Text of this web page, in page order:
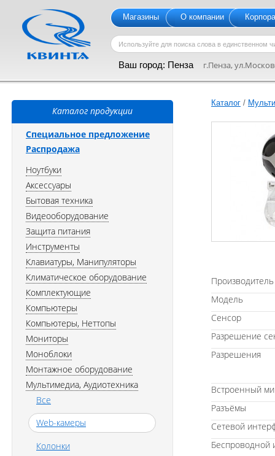
Магазины О компании
Ваш город: Пенза г.Пенза,
Каталог /
Производитель
Модель
Сенсор
Разрешение
Разрешения
Встроенный
Разъёмы
Сетевой
Беспроводной
Каталог продукции
Специальное предложение
Распродажа
Ноутбуки
Аксессуары
Бытовая техника
Видеооборудование
Защита питания
Инструменты
Клавиатуры, Манипуляторы
Климатическое оборудование
Комплектующие
Компьютеры
Компьютеры, Неттопы
Мониторы
Моноблоки
Монтажное оборудование
Мультимедиа, Аудиотехника
Все
Web-камеры
Колонки